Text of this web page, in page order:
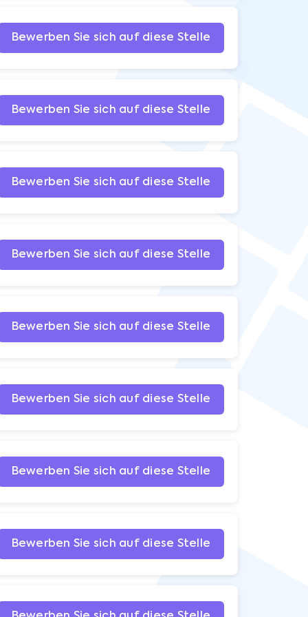
Bewerben Sie sich auf diese Stelle
Bewerben Sie sich auf diese Stelle
Bewerben Sie sich auf diese Stelle
Bewerben Sie sich auf diese Stelle
Bewerben Sie sich auf diese Stelle
Bewerben Sie sich auf diese Stelle
Bewerben Sie sich auf diese Stelle
Bewerben Sie sich auf diese Stelle